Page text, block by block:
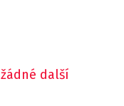
další